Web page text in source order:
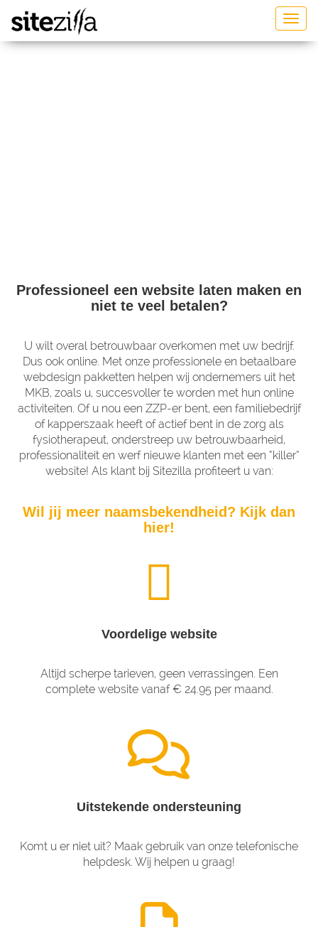
Professioneel een website laten maken en
niet te veel betalen?
U wilt overal betrouwbaar overkomen met uw bedrijf.
Dus ook online. Met onze professionele en betaalbare
webdesign pakketten helpen wij ondernemers uit het
MKB, zoals u, succesvoller te worden met hun online
activiteiten. Of u nou een ZZP-er bent, een familiebedrijf
of kapperszaak heeft of actief bent in de zorg als
fysiotherapeut, onderstreep uw betrouwbaarheid,
professionaliteit en werf nieuwe klanten met een “killer”
website! Als klant bij Sitezilla profiteert u van:
Wil jij meer naamsbekendheid? Kijk dan
hier!
Voordelige website
Altijd scherpe tarieven, geen verrassingen. Een
complete website vanaf € 24.95 per maand.
Uitstekende ondersteuning
Komt u er niet uit? Maak gebruik van onze telefonische
helpdesk. Wij helpen u graag!